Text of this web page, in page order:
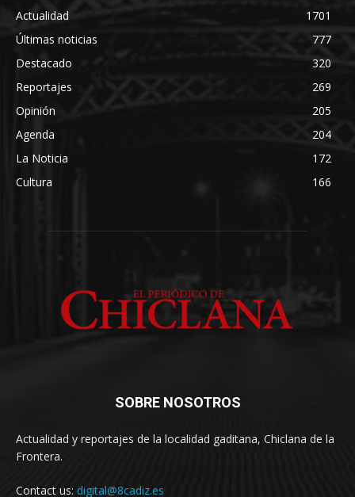
Actualidad
1701
Últimas noticias
777
Destacado
320
Reportajes
269
Opinión
205
Agenda
204
La Noticia
172
Cultura
166
SOBRE NOSOTROS
Actualidad y reportajes de la localidad gaditana, Chiclana de la
Frontera.
Contact us: digital@8cadiz.es